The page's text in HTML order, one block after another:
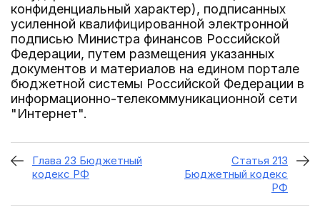
конфиденциальный характер), подписанных
усиленной квалифицированной электронной
подписью Министра финансов Российской
Федерации, путем размещения указанных
документов и материалов на едином портале
бюджетной системы Российской Федерации в
информационно-телекоммуникационной сети
"Интернет".
Глава 23 Бюджетный
кодекс РФ
Статья 213
Бюджетный кодекс
РФ